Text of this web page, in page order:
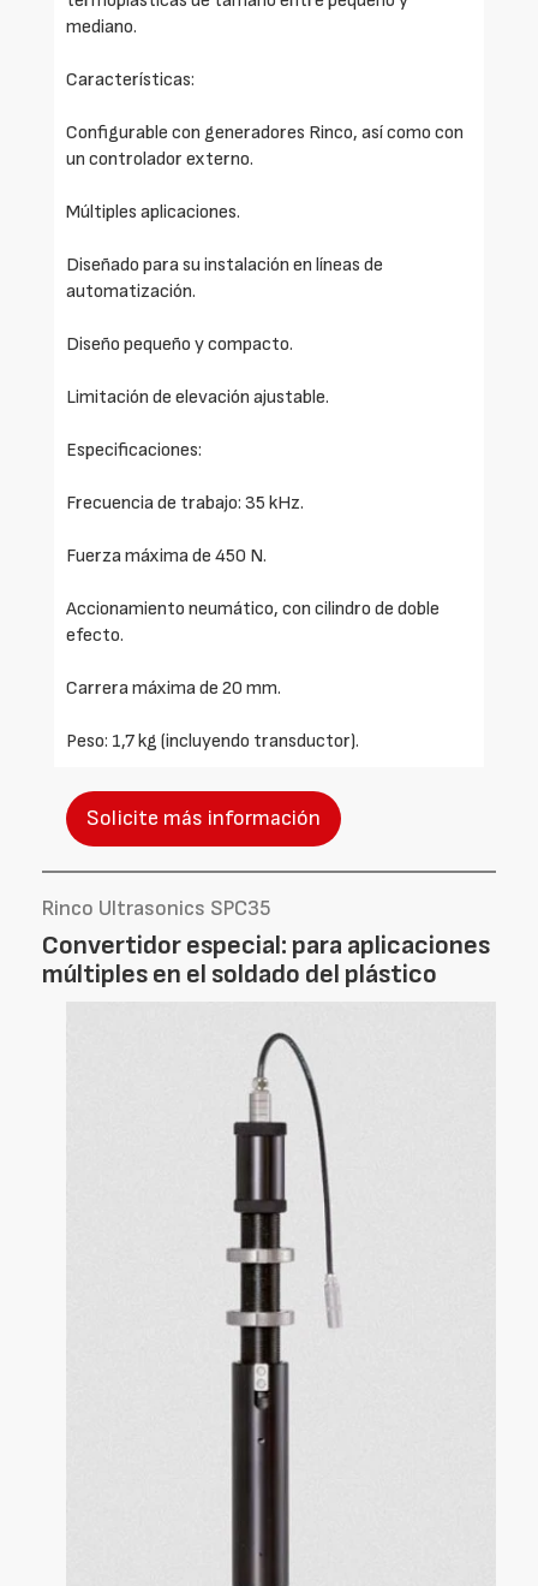
mediano.
Características:
Configurable con generadores Rinco, así como con
un controlador externo.
Múltiples aplicaciones.
Diseñado para su instalación en líneas de
automatización.
Diseño pequeño y compacto.
Limitación de elevación ajustable.
Especificaciones:
Frecuencia de trabajo: 35 kHz.
Fuerza máxima de 450 N.
Accionamiento neumático, con cilindro de doble
efecto.
Carrera máxima de 20 mm.
Peso: 1,7 kg (incluyendo transductor).
Solicite más información
Rinco Ultrasonics SPC35
Convertidor especial: para aplicaciones
múltiples en el soldado del plástico